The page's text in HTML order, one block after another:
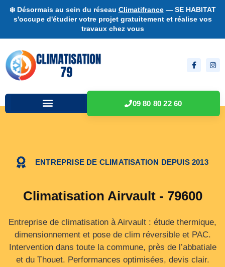
❄️ Désormais au sein du réseau Climatifrance— SE HABITAT
s'occupe d'étudier votre projet gratuitement et réalise vos
travaux chez vous
09 80 80 22 60
ENTREPRISE DE CLIMATISATION DEPUIS 2013
Climatisation Airvault - 79600
Entreprise de climatisation à Airvault : étude thermique,
dimensionnement et pose de clim réversible et PAC.
Intervention dans toute la commune, près de l’abbatiale
et du Thouet. Performances optimisées, devis clair.